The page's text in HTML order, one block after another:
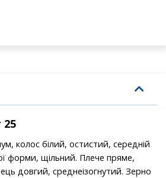
25
колос білий, остистий, середній
форми, щільний. Плече пряме,
довгий, среднеізогнутий. Зерно